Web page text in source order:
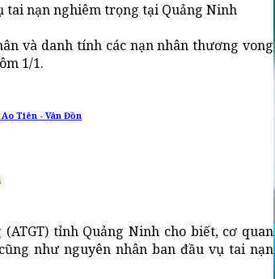
tai nạn nghiêm trọng tại Quảng Ninh
và danh tính các nạn nhân thương vong
1/1.
Tiên - Vân Đồn
tỉnh Quảng Ninh cho biết, cơ quan
như nguyên nhân ban đầu vụ tai nạn